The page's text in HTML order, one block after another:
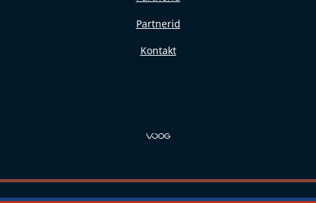
Partnerid
Kontakt